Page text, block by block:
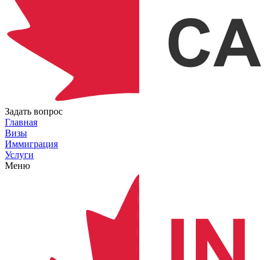
Задать вопрос
Главная
Визы
Иммиграция
Услуги
Меню